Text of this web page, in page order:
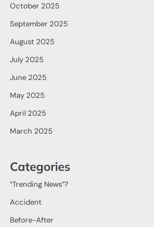
October 2025
September 2025
August 2025
July 2025
June 2025
May 2025
April 2025
March 2025
Categories
“Trending News”?
Accident
Before-After